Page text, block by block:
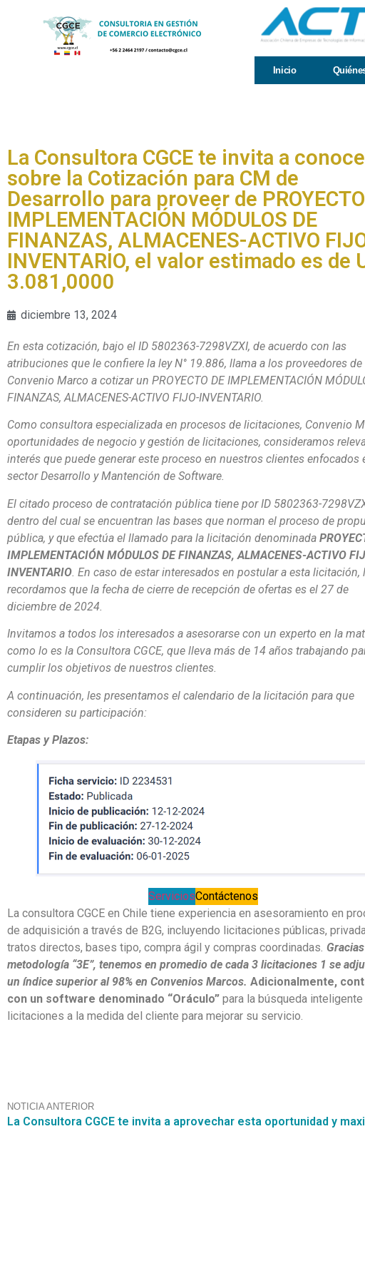
Inicio
La Consultora CGCE te invita a
sobre la Cotización para CM de
Desarrollo para proveer de
IMPLEMENTACIÓN MÓDULOS DE
FINANZAS, ALMACENES-ACTIVO
INVENTARIO, el valor estimado es de
3.081,0000
diciembre 13, 2024
En esta cotización, bajo el ID 5802363-7298VZXI, de acuerdo con las
atribuciones que le confiere la ley N° 19.886, llama a los proveedores de
Convenio Marco a cotizar un PROYECTO DE IMPLEMENTACIÓN
FINANZAS, ALMACENES-ACTIVO FIJO-INVENTARIO.
Como consultora especializada en procesos de licitaciones, Convenio
oportunidades de negocio y gestión de licitaciones, consideramos
interés que puede generar este proceso en nuestros clientes enfocados
sector Desarrollo y Mantención de Software.
El citado proceso de contratación pública tiene por ID 5802363-
dentro del cual se encuentran las bases que norman el proceso de
pública, y que efectúa el llamado para la licitación denominada
IMPLEMENTACIÓN MÓDULOS DE FINANZAS, ALMACENES-ACTIVO
INVENTARIO . En caso de estar interesados en postular a esta licitación,
recordamos que la fecha de cierre de recepción de ofertas es el 27 de
diciembre de 2024.
Invitamos a todos los interesados a asesorarse con un experto en la
como lo es la Consultora CGCE, que lleva más de 14 años trabajando
cumplir los objetivos de nuestros clientes.
A continuación, les presentamos el calendario de la licitación para que
consideren su participación:
Etapas y Plazos:
ServiciosContáctenos
La consultora CGCE en Chile tiene experiencia en asesoramiento en
de adquisición a través de B2G, incluyendo licitaciones públicas,
tratos directos, bases tipo, compra ágil y compras coordinadas.
metodología “3E”, tenemos en promedio de cada 3 licitaciones 1 se
un índice superior al 98% en Convenios Marcos. Adicionalmente,
con un software denominado “Oráculo” para la búsqueda inteligente
licitaciones a la medida del cliente para mejorar su servicio.
NOTICIA ANTERIOR